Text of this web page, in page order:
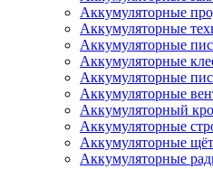
Аккумуляторные
Аккумуляторные
Аккумуляторные
Аккумуляторные
Аккумуляторные
Аккумуляторные
Аккумуляторный
Аккумуляторные
Аккумуляторные
Аккумуляторные